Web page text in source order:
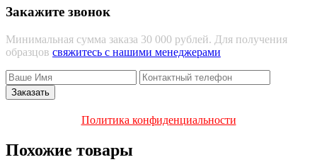
Закажите звонок
Минимальная сумма заказа 30 000 рублей. Для получения
образцов свяжитесь с нашими менеджерами
Политика конфиденциальности
Похожие товары